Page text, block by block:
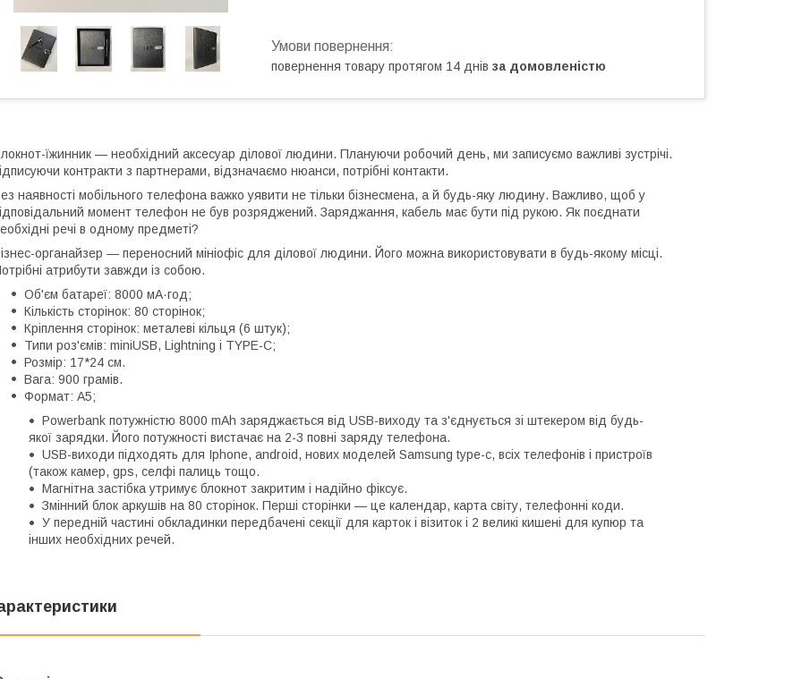
повернення товару протягом 14 днів за домовленістю
їжинник — необхідний аксесуар ділової людини. Плануючи робочий день, ми записуємо важливі зустрічі.
контракти з партнерами, відзначаємо нюанси, потрібні контакти.
наявності мобільного телефона важко уявити не тільки бізнесмена, а й будь-яку людину. Важливо, щоб у
момент телефон не був розряджений. Заряджання, кабель має бути під рукою. Як поєднати
речі в одному предметі?
органайзер — переносний мініофіс для ділової людини. Його можна використовувати в будь-якому місці.
атрибути завжди із собою.
Об'єм батареї: 8000 мА·год;
Кількість сторінок: 80 сторінок;
Кріплення сторінок: металеві кільця (6 штук);
Типи роз'ємів: miniUSB, Lightning і TYPE-C;
Розмір: 17*24 см.
Вага: 900 грамів.
Формат: А5;
Powerbank потужністю 8000 mAh заряджається від USB-виходу та з'єднується зі штекером від будь-
якої зарядки. Його потужності вистачає на 2-3 повні заряду телефона.
USB-виходи підходять для Iphone, android, нових моделей Samsung type-c, всіх телефонів і пристроїв
(також камер, gps, селфі палиць тощо.
Магнітна застібка утримує блокнот закритим і надійно фіксує.
Змінний блок аркушів на 80 сторінок. Перші сторінки — це календар, карта світу, телефонні коди.
У передній частині обкладинки передбачені секції для карток і візиток і 2 великі кишені для купюр та
інших необхідних речей.